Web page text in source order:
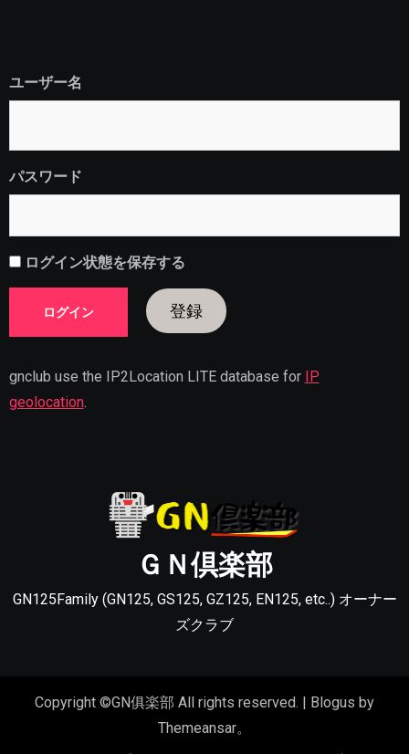
ユーザー名
パスワード
ログイン状態を保存する
登録
gnclub use the IP2Location LITE database for IP
geolocation.
ＧＮ倶楽部
GN125Family (GN125, GS125, GZ125, EN125, etc..) オーナー
ズクラブ
Copyright ©GN俱楽部 All rights reserved. Blogus by
Themeansar。